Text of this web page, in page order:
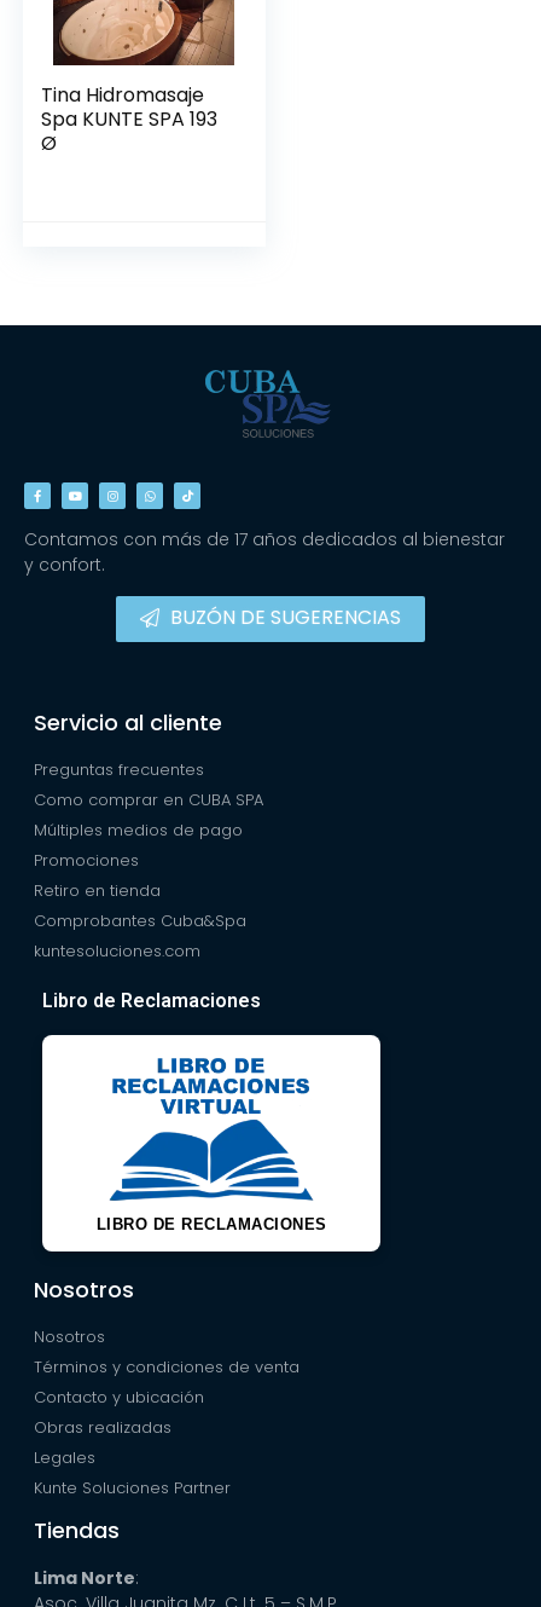
Tina Hidromasaje
Spa KUNTE SPA 193
Ø
Contamos con más de 17 años dedicados al bienestar
y confort.
BUZÓN DE SUGERENCIAS
Servicio al cliente
Preguntas frecuentes
Como comprar en CUBA SPA
Múltiples medios de pago
Promociones
Retiro en tienda
Comprobantes Cuba&Spa
kuntesoluciones.com
Libro de Reclamaciones
LIBRO DE RECLAMACIONES
Nosotros
Nosotros
Términos y condiciones de venta
Contacto y ubicación
Obras realizadas
Legales
Kunte Soluciones Partner
Tiendas
Lima Norte: